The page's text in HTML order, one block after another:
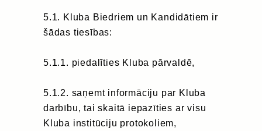
5.1. Kluba Biedriem un Kandidātiem ir
šādas tiesības:
5.1.1. piedalīties Kluba pārvaldē,
5.1.2. saņemt informāciju par Kluba
darbību, tai skaitā iepazīties ar visu
Kluba institūciju protokoliem,